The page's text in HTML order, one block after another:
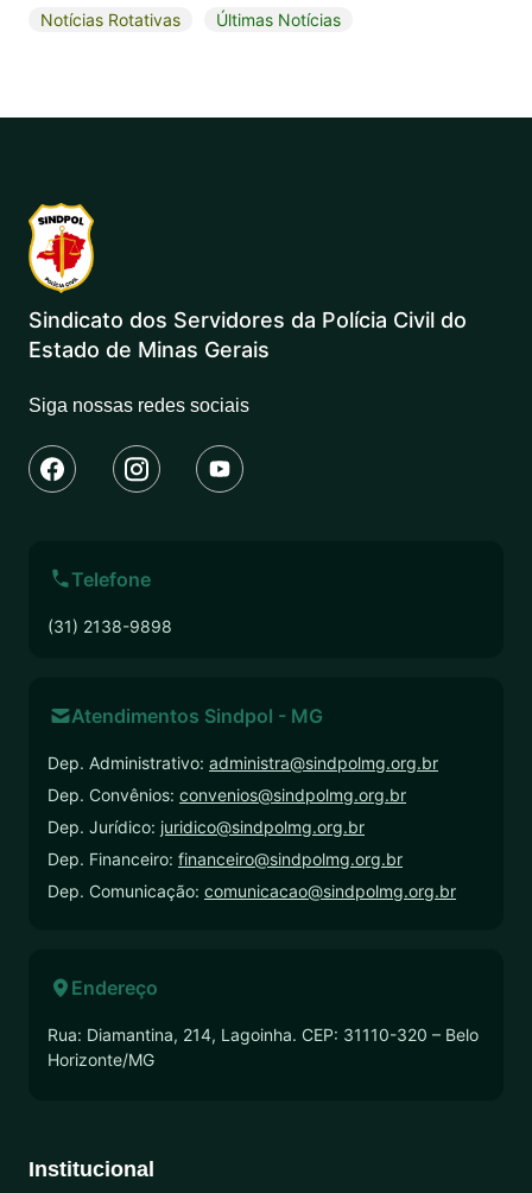
Notícias Rotativas Últimas Notícias
Sindicato dos Servidores da Polícia Civil do
Estado de Minas Gerais
Siga nossas redes sociais
Telefone
(31) 2138-9898
Atendimentos Sindpol - MG
Dep. Administrativo: administra@sindpolmg.org.br
Dep. Convênios: convenios@sindpolmg.org.br
Dep. Jurídico: juridico@sindpolmg.org.br
Dep. Financeiro: financeiro@sindpolmg.org.br
Dep. Comunicação: comunicacao@sindpolmg.org.br
Endereço
Rua: Diamantina, 214, Lagoinha. CEP: 31110-320 – Belo
Horizonte/MG
Institucional